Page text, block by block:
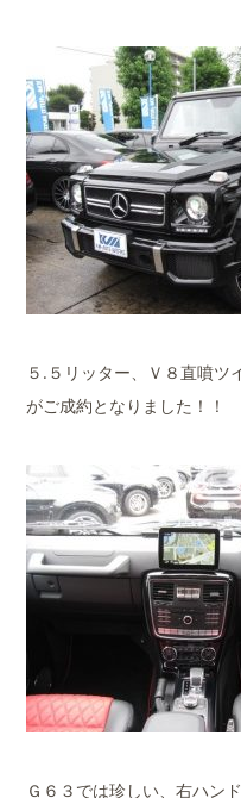
５.５リッター、Ｖ８直噴ツ
がご成約となりました！！
Ｇ６３では珍しい、右ハンド